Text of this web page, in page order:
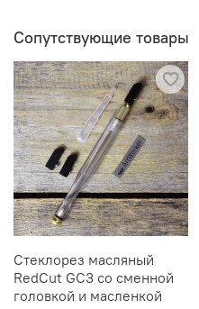
Сопутствующие товары
Стеклорез масляный
RedCut GC3 со сменной
головкой и масленкой